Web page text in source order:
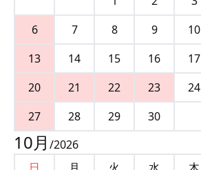
6
7 8 9 10
13
14 15 16 17
20
21 22 23 24
27
28 29 30
10月 /2026
日
月 火 水 木